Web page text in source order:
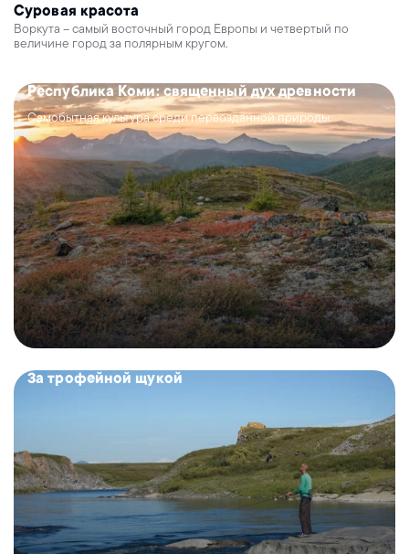
Суровая красота
Воркута – самый восточный город Европы и четвертый по
величине город за полярным кругом.
Республика Коми: священный дух древности
Самобытная культура среди первозданной природы.
За трофейной щукой